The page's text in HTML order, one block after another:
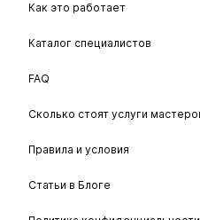
Как это работает
Каталог специалистов
FAQ
Сколько стоят услуги
Правила и условия
Статьи в Блоге